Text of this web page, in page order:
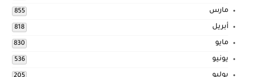
مارس 855
أبريل 818
مايو 830
يونيو 536